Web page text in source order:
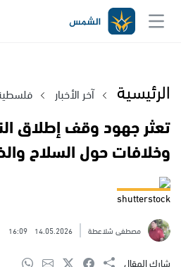
الرئيسية آخر الأخبار
تعثر جهود وقف إطلاق
وخلافات حول السلاح
shutterstock
مصطفى شلاعطة 14.05.2026
16:09
شارك المقال